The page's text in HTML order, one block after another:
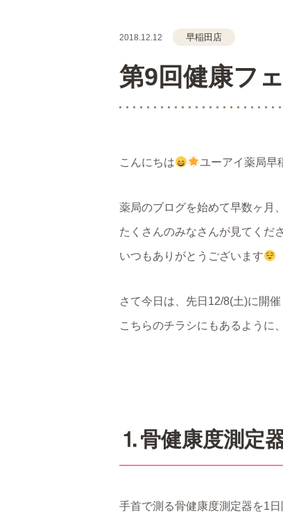
2018.12.12 早稲田店
第9回健康フ
こんにちは ユーアイ薬局早
薬局のブログを始めて早数ヶ月、
たくさんのみなさんが見てくだ
いつもありがとうございます
さて今日は、先日12/8(土)に開
こちらのチラシにもあるように
⒈骨健康度測定
手首で測る骨健康度測定器を1